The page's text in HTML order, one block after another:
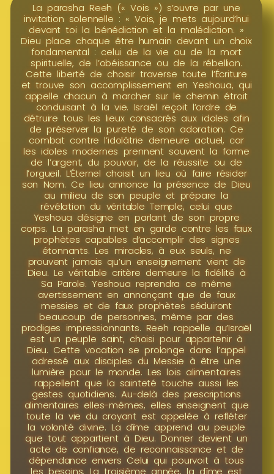
La parasha Reeh (« Vois ») s’ouvre par une
invitation solennelle : « Vois, je mets aujourd’hui
devant toi la bénédiction et la malédiction. »
Dieu place chaque être humain devant un choix
fondamental : celui de la vie ou de la mort
spirituelle, de l’obéissance ou de la rébellion.
Cette liberté de choisir traverse toute l’Écriture
et trouve son accomplissement en Yeshoua, qui
appelle chacun à marcher sur le chemin étroit
conduisant à la vie. Israël reçoit l’ordre de
détruire tous les lieux consacrés aux idoles afin
de préserver la pureté de son adoration. Ce
combat contre l’idolâtrie demeure actuel, car
les idoles modernes prennent souvent la forme
de l’argent, du pouvoir, de la réussite ou de
l’orgueil. L’Éternel choisit un lieu où faire résider
son Nom. Ce lieu annonce la présence de Dieu
au milieu de son peuple et prépare la
révélation du véritable Temple, celui que
Yeshoua désigne en parlant de son propre
corps. La parasha met en garde contre les faux
prophètes capables d’accomplir des signes
étonnants. Les miracles, à eux seuls, ne
prouvent jamais qu’un enseignement vient de
Dieu. Le véritable critère demeure la fidélité à
Sa Parole. Yeshoua reprendra ce même
avertissement en annonçant que de faux
messies et de faux prophètes séduiront
beaucoup de personnes, même par des
prodiges impressionnants. Reeh rappelle qu’Israël
est un peuple saint, choisi pour appartenir à
Dieu. Cette vocation se prolonge dans l’appel
adressé aux disciples du Messie à être une
lumière pour le monde. Les lois alimentaires
rappellent que la sainteté touche aussi les
gestes quotidiens. Au-delà des prescriptions
alimentaires elles-mêmes, elles enseignent que
toute la vie du croyant est appelée à refléter
la volonté divine. La dîme apprend au peuple
que tout appartient à Dieu. Donner devient un
acte de confiance, de reconnaissance et de
dépendance envers Celui qui pourvoit à tous
les besoins. La troisième année, la dîme est